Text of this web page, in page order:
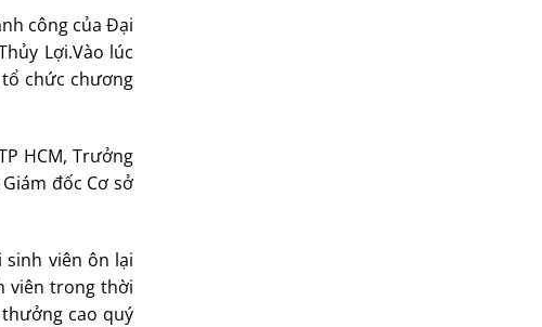
công của Đại
Lợi.Vào lúc
chức chương
HCM, Trưởng
đốc Cơ sở
viên ôn lại
viên trong thời
cao quý